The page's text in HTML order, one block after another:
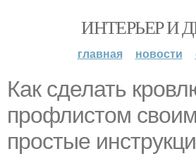
ИНТЕРЬЕР И
главная новости
Как сделать
профлистом
простые